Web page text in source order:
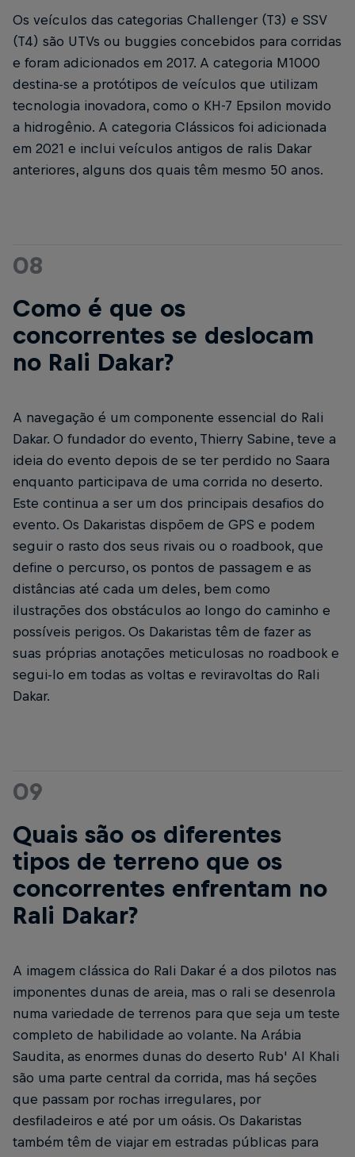
Os veículos das categorias Challenger (T3) e SSV
(T4) são UTVs ou buggies concebidos para corridas
e foram adicionados em 2017. A categoria M1000
destina-se a protótipos de veículos que utilizam
tecnologia inovadora, como o KH-7 Epsilon movido
a hidrogênio. A categoria Clássicos foi adicionada
em 2021 e inclui veículos antigos de ralis Dakar
anteriores, alguns dos quais têm mesmo 50 anos.
08
Como é que os
concorrentes se deslocam
no Rali Dakar?
A navegação é um componente essencial do Rali
Dakar. O fundador do evento, Thierry Sabine, teve a
ideia do evento depois de se ter perdido no Saara
enquanto participava de uma corrida no deserto.
Este continua a ser um dos principais desafios do
evento. Os Dakaristas dispõem de GPS e podem
seguir o rasto dos seus rivais ou o roadbook, que
define o percurso, os pontos de passagem e as
distâncias até cada um deles, bem como
ilustrações dos obstáculos ao longo do caminho e
possíveis perigos. Os Dakaristas têm de fazer as
suas próprias anotações meticulosas no roadbook e
segui-lo em todas as voltas e reviravoltas do Rali
Dakar.
09
Quais são os diferentes
tipos de terreno que os
concorrentes enfrentam no
Rali Dakar?
A imagem clássica do Rali Dakar é a dos pilotos nas
imponentes dunas de areia, mas o rali se desenrola
numa variedade de terrenos para que seja um teste
completo de habilidade ao volante. Na Arábia
Saudita, as enormes dunas do deserto Rub' Al Khali
são uma parte central da corrida, mas há seções
que passam por rochas irregulares, por
desfiladeiros e até por um oásis. Os Dakaristas
também têm de viajar em estradas públicas para